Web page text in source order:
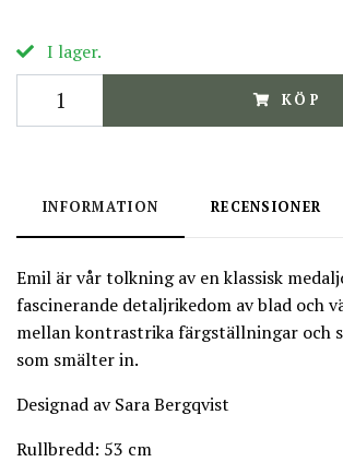
I lager.
KÖP
INFORMATION RECENSIONER
Emil är vår tolkning av en klassisk
fascinerande detaljrikedom av blad och
mellan kontrastrika färgställningar och
som smälter in.
Designad av Sara Bergqvist
Rullbredd: 53 cm